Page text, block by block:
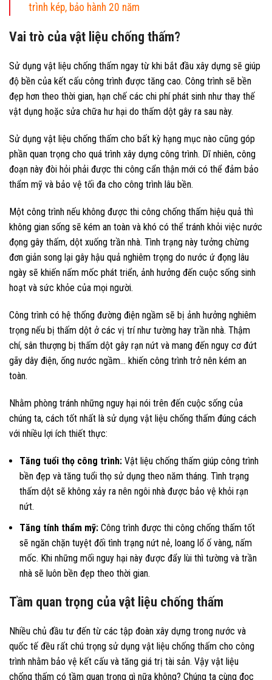
trình kép, bảo hành 20 năm
Vai trò của vật liệu chống thấm?
Sử dụng vật liệu chống thấm ngay từ khi bắt đầu xây dựng sẽ giúp
độ bền của kết cấu công trình được tăng cao. Công trình sẽ bền
đẹp hơn theo thời gian, hạn chế các chi phí phát sinh như thay thế
vật dụng hoặc sửa chữa hư hại do thấm dột gây ra sau này.
Sử dụng vật liệu chống thấm cho bất kỳ hạng mục nào cũng góp
phần quan trọng cho quá trình xây dựng công trình. Dĩ nhiên, công
đoạn này đòi hỏi phải được thi công cẩn thận mới có thể đảm bảo
thẩm mỹ và bảo vệ tối đa cho công trình lâu bền.
Một công trình nếu không được thi công chống thấm hiệu quả thì
không gian sống sẽ kém an toàn và khó có thể tránh khỏi việc nước
đọng gây thấm, dột xuống trần nhà. Tình trạng này tưởng chừng
đơn giản song lại gây hậu quả nghiêm trọng do nước ứ đọng lâu
ngày sẽ khiến nấm mốc phát triển, ảnh hưởng đến cuộc sống sinh
hoạt và sức khỏe của mọi người.
Công trình có hệ thống đường điện ngầm sẽ bị ảnh hưởng nghiêm
trọng nếu bị thấm dột ở các vị trí như tường hay trần nhà. Thậm
chí, sân thượng bị thấm dột gây rạn nứt và mang đến nguy cơ đứt
gãy dây điện, ống nước ngầm… khiến công trình trở nên kém an
toàn.
Nhằm phòng tránh những nguy hại nói trên đến cuộc sống của
chúng ta, cách tốt nhất là sử dụng vật liệu chống thấm đúng cách
với nhiều lợi ích thiết thực:
Tăng tuổi thọ công trình: Vật liệu chống thấm giúp công trình
bền đẹp và tăng tuổi thọ sử dụng theo năm tháng. Tình trạng
thấm dột sẽ không xảy ra nên ngôi nhà được bảo vệ khỏi rạn
nứt.
Tăng tính thẩm mỹ: Công trình được thi công chống thấm tốt
sẽ ngăn chặn tuyệt đối tình trạng nứt nẻ, loang lổ ố vàng, nấm
mốc. Khi những mối nguy hại này được đẩy lùi thì tường và trần
nhà sẽ luôn bền đẹp theo thời gian.
Tầm quan trọng của vật liệu chống thấm
Nhiều chủ đầu tư đến từ các tập đoàn xây dựng trong nước và
quốc tế đều rất chú trọng sử dụng vật liệu chống thấm cho công
trình nhằm bảo vệ kết cấu và tăng giá trị tài sản. Vậy vật liệu
chống thấm có tầm quan trọng gì nữa không? Chúng ta cùng đọc